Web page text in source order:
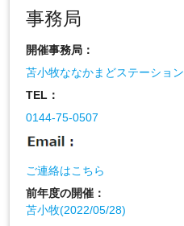
事務局
開催事務局：
苫小牧ななかまどステーション
TEL：
0144-75-0507
ご連絡はこちら
前年度の開催：
苫小牧(2022/05/28)